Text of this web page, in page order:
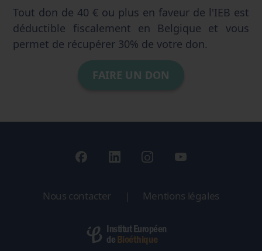
Tout don de 40 € ou plus en faveur de l'IEB est
déductible fiscalement en Belgique et vous
permet de récupérer 30% de votre don.
FAIRE UN DON
Nous contacter | Mentions légales
Institut Européen
deBioéthique